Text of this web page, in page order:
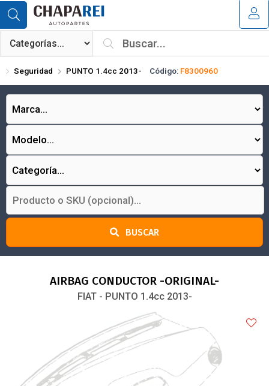
Compartir por email
¿Tienes cupón de descuento?
Seguridad PUNTO 1.4cc 2013- Código: F8300960
BUSCAR
AIRBAG CONDUCTOR -ORIGINAL-
FIAT - PUNTO 1.4cc 2013-